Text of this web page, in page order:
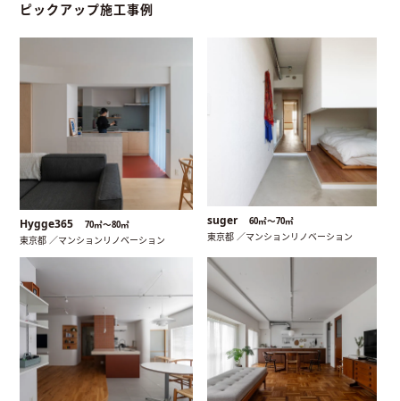
ピックアップ施工事例
Hygge365 70㎡〜80㎡
東京都 ／マンションリノベーション
suger 60㎡〜70㎡
東京都 ／マンションリノベーション